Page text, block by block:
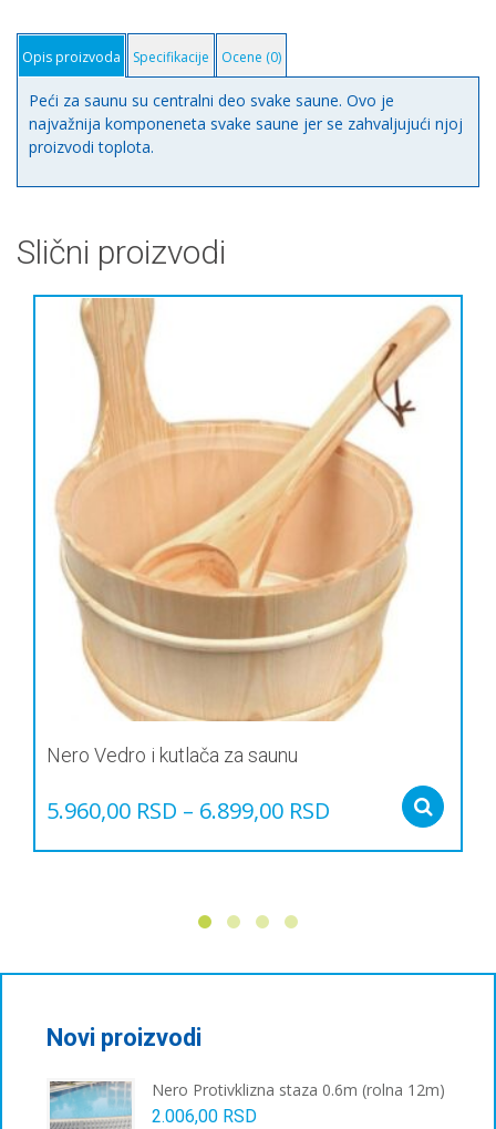
Opis proizvoda Specifikacije Ocene (0)
Peći za saunu su centralni deo svake saune. Ovo je
najvažnija komponeneta svake saune jer se zahvaljujući njoj
proizvodi toplota.
Slični proizvodi
Nero Vedro i kutlača za saunu
5.960,00 RSD – 6.899,00 RSD
могу
изабране
на
производа.
Novi proizvodi
Nero Protivklizna staza 0.6m (rolna 12m)
2.006,00 RSD